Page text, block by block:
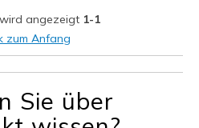
to width
to size
Into Shoes
angezeigt 1-1
zum Anfang
Sie über